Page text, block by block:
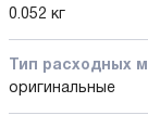
0.052 кг
Тип расходных
оригинальные